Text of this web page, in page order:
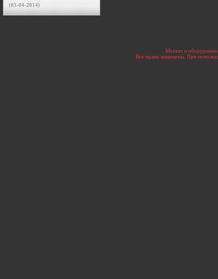
(03-04-2014)
Металл и
Все права защищены. При